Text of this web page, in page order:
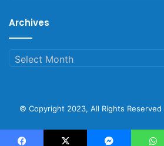
Archives
Archives
© Copyright 2023, All Rights Reserved